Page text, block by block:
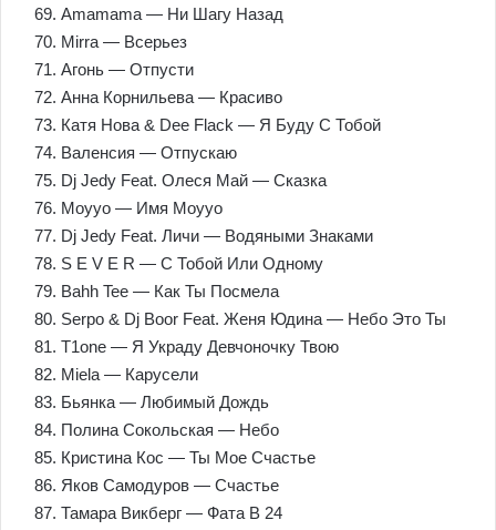
69. Amamama — Ни Шагу Назад
70. Mirra — Всерьез
71. Агонь — Отпусти
72. Анна Корнильева — Красиво
73. Катя Нова & Dee Flack — Я Буду С Тобой
74. Валенсия — Отпускаю
75. Dj Jedy Feat. Олеся Май — Сказка
76. Moyyo — Имя Moyyo
77. Dj Jedy Feat. Личи — Водяными Знаками
78. S E V E R — С Тобой Или Одному
79. Bahh Tee — Как Ты Посмела
80. Serpo & Dj Boor Feat. Женя Юдина — Небо Это Ты
81. T1one — Я Украду Девчоночку Твою
82. Miela — Карусели
83. Бьянка — Любимый Дождь
84. Полина Сокольская — Небо
85. Кристина Кос — Ты Мое Счастье
86. Яков Самодуров — Счастье
87. Тамара Викберг — Фата В 24